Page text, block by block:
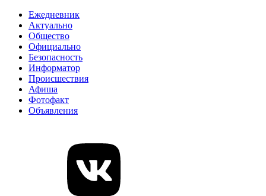
Ежедневник
Актуально
Общество
Официально
Безопасность
Информатор
Происшествия
Афиша
Фотофакт
Объявления